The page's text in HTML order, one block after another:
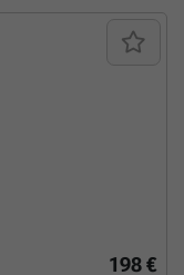
198 €